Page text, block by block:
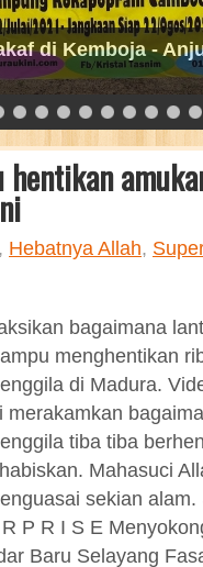
di Kemboja
hentikan
, Hebatnya Allah,
bagaimana
menghentikan
di Madura.
merakamkan
tiba tiba
Mahasuci
sekian
P R I S E
Baru Selayang